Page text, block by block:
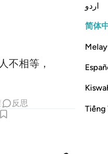
اردو
简体
Tiếng
不相等，
反思